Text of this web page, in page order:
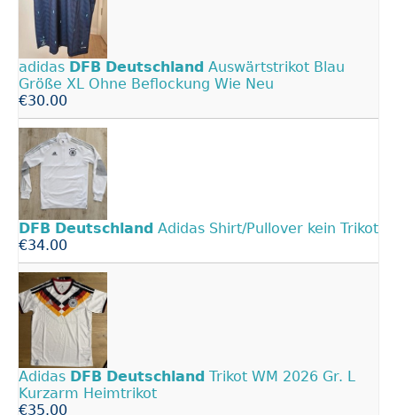
adidas DFB Deutschland Auswärtstrikot Blau
Größe XL Ohne Beflockung Wie Neu
€30.00
DFB Deutschland Adidas Shirt/Pullover kein Trikot
€34.00
Adidas DFB Deutschland Trikot WM 2026 Gr. L
Kurzarm Heimtrikot
€35.00